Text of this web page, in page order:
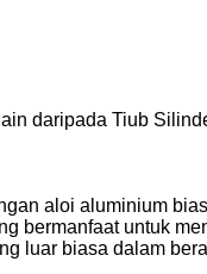
daripada Tiub
aloi aluminium
bermanfaat untuk
luar biasa dalam